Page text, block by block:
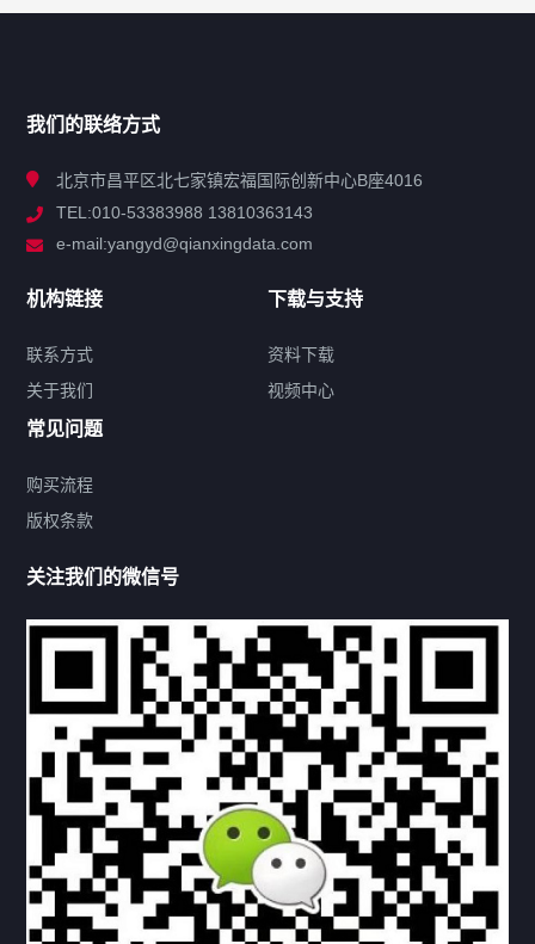
解决方案
联系方式
热门标签
机构链接
联系方式 关于我们
下载与支持
资料下载 视频中心
常见问题
购买流程 版权条款
我们的联络方式
北京市昌平区北七家镇宏福国际创新中心B座4016
TEL:010-53383988 13810363143
e-mail:yangyd@qianxingdata.com
机构链接
联系方式
关于我们
下载与支持
资料下载
视频中心
常见问题
购买流程
版权条款
关注我们的微信号